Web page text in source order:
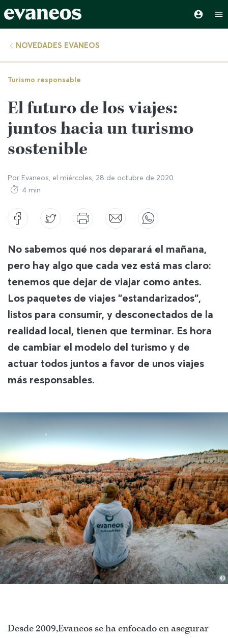
NOVEDADES EVANEOS
Turismo responsable
El futuro de los viajes:
juntos hacia un turismo
sostenible
Por Evaneos, el miércoles, 28 de octubre de 2020
4 min
No sabemos qué nos deparará el mañana,
pero hay algo que cada vez está mas claro:
tenemos que dejar de viajar como antes.
Los paquetes de viajes "estandarizados",
listos para consumir, y desconectados de la
realidad local, tienen que terminar. Es hora
de cambiar el modelo del turismo y de
actuar todos juntos a favor de unos viajes
más responsables.
©
Desde 2009,Evaneos se ha enfocado en asegurar